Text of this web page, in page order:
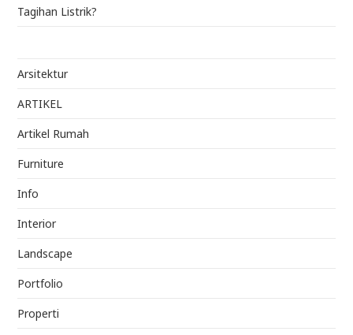
Tagihan Listrik?
Arsitektur
ARTIKEL
Artikel Rumah
Furniture
Info
Interior
Landscape
Portfolio
Properti